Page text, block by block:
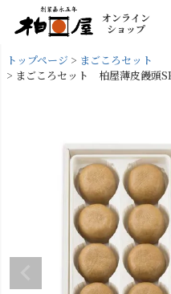
オンライン
ショップ
トップページ
まごころセット
まごころセット 柏屋薄皮饅頭